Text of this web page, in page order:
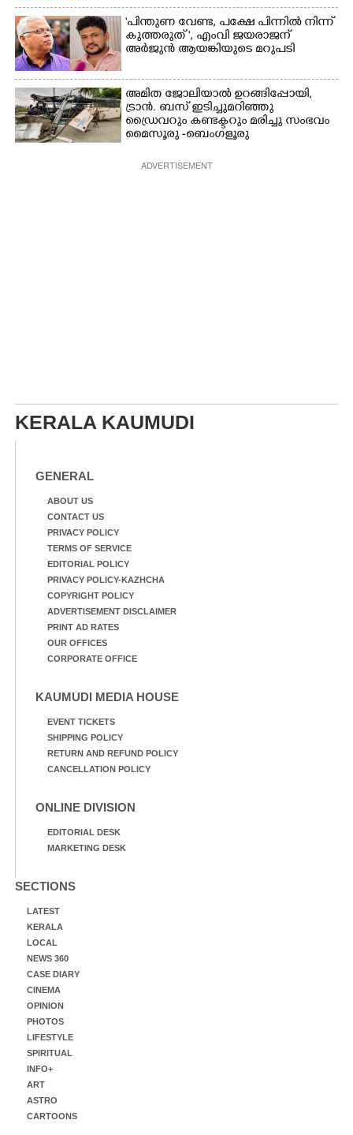
"പിന്തുണ വേണ്ട,​ പക്ഷേ പിന്നിൽ നിന്ന്
കുത്തരുത് ", എംവി ജയരാജന്
അർജുൻ ആയങ്കിയുടെ മറുപടി
അമിത ജോലിയാൽ ഉറങ്ങിപ്പോയി,
ട്രാൻ. ബസ് ഇടിച്ചുമറിഞ്ഞു
ഡ്രൈവറും കണ്ടക്ടറും മരിച്ചു സംഭവം
മൈസൂരു -ബെംഗളൂരു
നാലു പേരുടെ നില ഗുരുതരം
ADVERTISEMENT
KERALA KAUMUDI
GENERAL
ABOUT US
CONTACT US
PRIVACY POLICY
TERMS OF SERVICE
EDITORIAL POLICY
PRIVACY POLICY-KAZHCHA
COPYRIGHT POLICY
ADVERTISEMENT DISCLAIMER
PRINT AD RATES
OUR OFFICES
CORPORATE OFFICE
KAUMUDI MEDIA HOUSE
EVENT TICKETS
SHIPPING POLICY
RETURN AND REFUND POLICY
CANCELLATION POLICY
ONLINE DIVISION
EDITORIAL DESK
MARKETING DESK
SECTIONS
LATEST
KERALA
LOCAL
NEWS 360
CASE DIARY
CINEMA
OPINION
PHOTOS
LIFESTYLE
SPIRITUAL
INFO+
ART
ASTRO
CARTOONS